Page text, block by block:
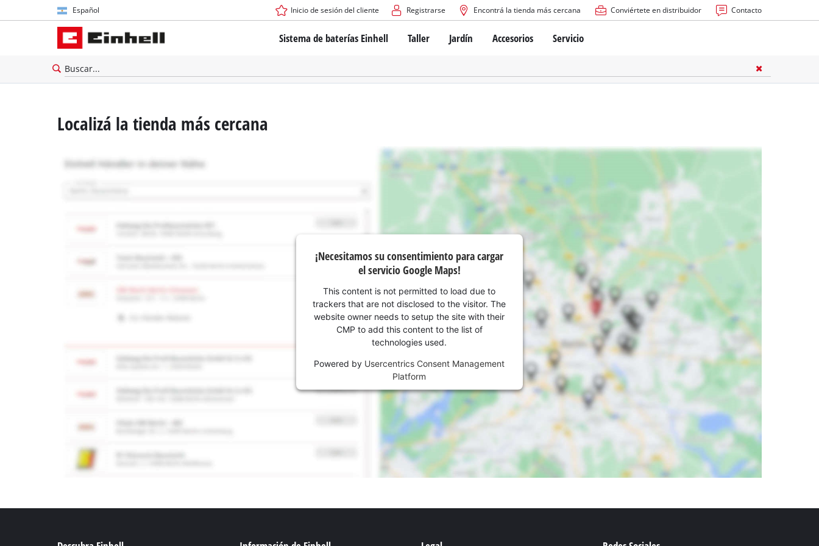
Español
Español
English
Inicio de sesión del cliente Registrarse Encontrá la tienda más cercana Conviértete en distribuidor Contacto
Sistema de baterías Einhell
El sistema de baterías Power X-Change
Todos los dispositivos PROFESSIONAL
Herramientas eléctricas PROFESSIONAL
Herramientas de jardín PROFESSIONAL
Todos los productos Power X-Change
Herramientas Power X-Change
Herramientas de jardín Power X-Change
Taller
Atornilladores inalámbricos
Taladros de columna
Routers para madera
Máquinas de Lijado
Afiladores de cadenas para motosierras
Mezcladores
Instrumentos de medición
Luces
Otras herramientas
Taladros de banco
Sierras Ingletadoras
Sierras de Mesa
Sierras de cinta
Compresores
Esmeriladora dobles
Jardín
Cortadoras de césped a batería
Cortadoras de césped manuales
Bordeadoras de césped
Desmalezadoras
Bombas para casa y jardín
Bombas sumergibles para aguas sucias
Bombas sumergibles para agua limpia
Bombas de profundidad para pozos
Cizallas para hierba
Podadoras de altura
Cizalla cortasetos
Aspirador de hojas
Accesorios Servicio
Localizá la tienda más cercana
¡Necesitamos su consentimiento para cargar
el servicio Google Maps!
This content is not permitted to load due to
trackers that are not disclosed to the visitor. The
website owner needs to setup the site with their
CMP to add this content to the list of
technologies used.
Powered by Usercentrics Consent Management
Platform